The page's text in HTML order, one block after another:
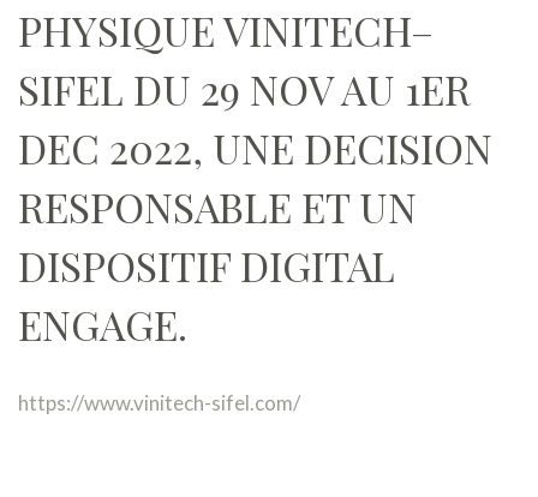
PHYSIQUE VINITECH–
SIFEL DU 29 NOV AU 1ER
DEC 2022, UNE DECISION
RESPONSABLE ET UN
DISPOSITIF DIGITAL
ENGAGE.
https://www.vinitech-sifel.com/